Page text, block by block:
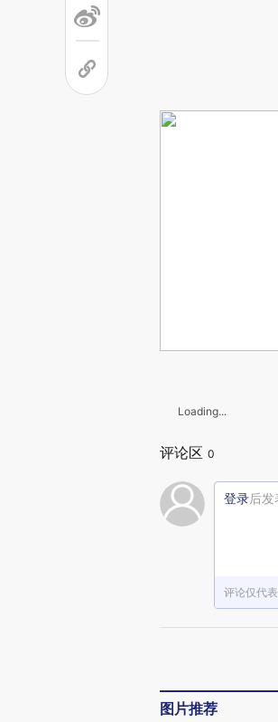
Loading...
评论区 0
登录后
评论仅代
图片推荐